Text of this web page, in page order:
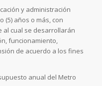
y administración
(5) años o más, con
al cual se desarrollarán
funcionamiento,
de acuerdo a los fines
anual del Metro